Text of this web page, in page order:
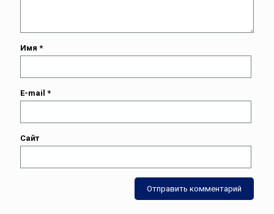
Имя *
E-mail *
Сайт